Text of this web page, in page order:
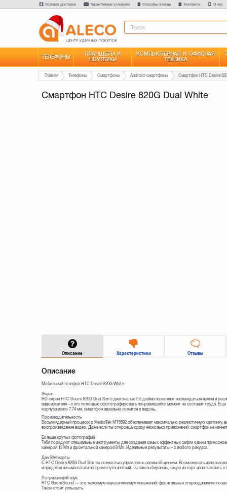
Условия доставки Гарантийные условияи Способы оплаты Контакты О нас
ТЕЛЕФОНЫ
ПЛАНШЕТЫ И
НОУТБУКИ
КОМПЬЮТЕРНАЯ И ОФИСНАЯ
ТЕХНИКА
Главная Телефоны Смартфоны Android-смартфоны Смартфон HTC Desire
Смартфон HTC Desire 820G Dual White
Описание Характеристики Отзывы
Описание
Мобильный телефон HTC Desire 820G White
Экран
HD-экран HTC Desire 820G Dual Sim c диагональю 5.5 дюйма позволяет наслаждаться ярким и
видоискателя – с его помощью сфотографировать понравившийся момент не составит труда.
корпуса всего 7.74 мм, смартфон идеально ложится в ладонь.
Производительность
Восьмиядерный процессор MediaTek MT6592 обеспечивает максимально реалистичную картинку,
воспроизведение видео. Даже если ты откроешь сразу несколько приложений, смартфон не
Больше крутых фотографий
Тебя порадуют специальные инструменты для создания самых эффектных сефли одним
камерой 13 Мп и фронтальной камерой 8 Мп. Идеальные результаты – с любого ракурса.
Две SIM-карты
C HTC Desire 820G Dual Sim ты полностью управляешь своим общением. Возможность
и придется весьма кстати во время путешествий. Ты сам выбираешь, какую из карт использовать в
Потрясающий звук
HTC BoomSound — это максимум звука и минимум искажений: фронтальные стереодинамики
Такое стоит услышать.